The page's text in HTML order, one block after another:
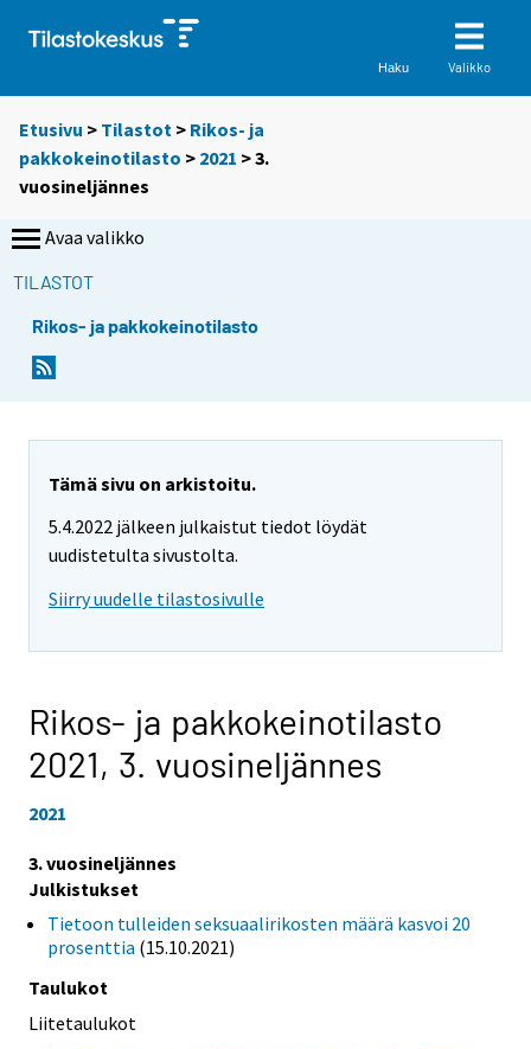
Haku Valikko
Etusivu > Tilastot > Rikos- ja
pakkokeinotilasto > 2021 >3.
vuosineljännes
Avaa valikko
TILASTOT
Rikos- ja pakkokeinotilasto
Tämä sivu on arkistoitu.
5.4.2022 jälkeen julkaistut tiedot löydät
uudistetulta sivustolta.
Siirry uudelle tilastosivulle
Rikos- ja pakkokeinotilasto
2021, 3. vuosineljännes
2021
3. vuosineljännes
Julkistukset
Tietoon tulleiden seksuaalirikosten määrä kasvoi 20
prosenttia (15.10.2021)
Taulukot
Liitetaulukot